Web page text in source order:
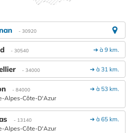
- 30920
➔ à 9 km.
- 30540
➔ à 31 km.
- 34000
➔ à 53 km.
- 84000
Alpes-Côte-D'Azur
➔ à 65 km.
- 13140
Alpes-Côte-D'Azur